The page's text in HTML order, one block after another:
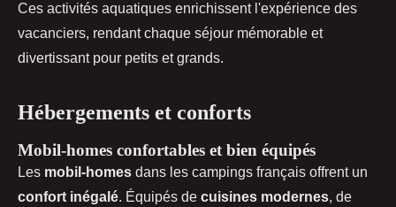
Ces activités aquatiques enrichissent l'expérience des
vacanciers, rendant chaque séjour mémorable et
divertissant pour petits et grands.
Hébergements et conforts
Mobil-homes confortables et bien équipés
Les mobil-homes dans les campings français offrent un
confort inégalé. Équipés de cuisines modernes, de